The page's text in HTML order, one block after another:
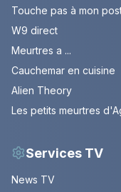
Touche pas à mon
W9 direct
Meurtres a ...
Cauchemar en cuisine
Alien Theory
Les petits meurtres
Services TV
News TV